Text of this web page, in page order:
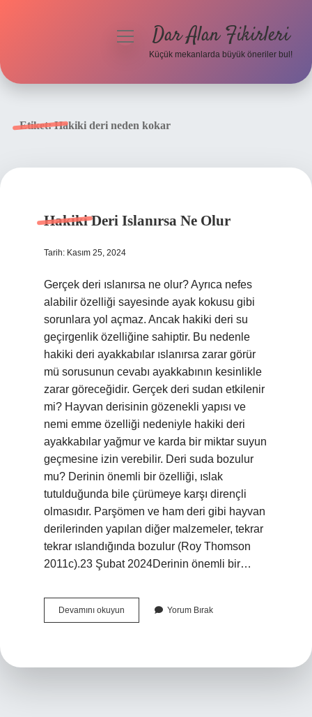
menüyüDar Alan Fikirleri
Küçük mekanlarda büyük öneriler bul!
Etiket:Hakiki deri neden kokar
Hakiki Deri Islanırsa Ne Olur
Tarih: Kasım 25, 2024
Gerçek deri ıslanırsa ne olur? Ayrıca nefes
alabilir özelliği sayesinde ayak kokusu gibi
sorunlara yol açmaz. Ancak hakiki deri su
geçirgenlik özelliğine sahiptir. Bu nedenle
hakiki deri ayakkabılar ıslanırsa zarar görür
mü sorusunun cevabı ayakkabının kesinlikle
zarar göreceğidir. Gerçek deri sudan etkilenir
mi? Hayvan derisinin gözenekli yapısı ve
nemi emme özelliği nedeniyle hakiki deri
ayakkabılar yağmur ve karda bir miktar suyun
geçmesine izin verebilir. Deri suda bozulur
mu? Derinin önemli bir özelliği, ıslak
tutulduğunda bile çürümeye karşı dirençli
olmasıdır. Parşömen ve ham deri gibi hayvan
derilerinden yapılan diğer malzemeler, tekrar
tekrar ıslandığında bozulur (Roy Thomson
2011c).23 Şubat 2024Derinin önemli bir…
Devamını okuyun
Deri
Yorum Bırak